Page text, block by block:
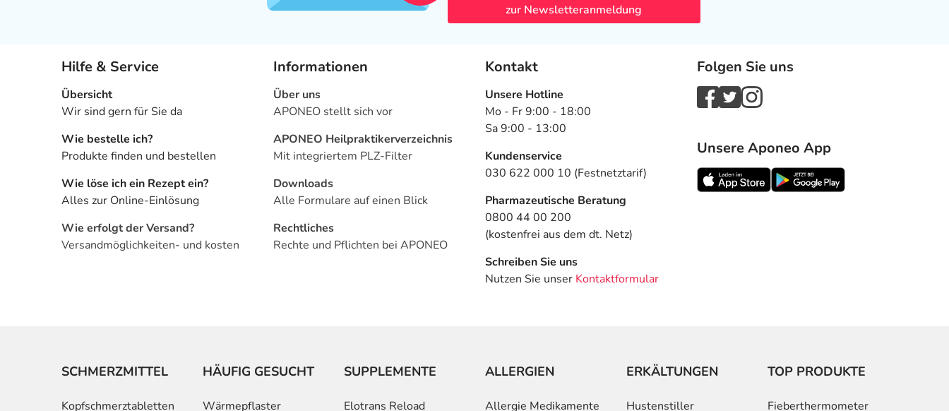
zur Newsletteranmeldung
Hilfe & Service
Übersicht
Wir sind gern für Sie da
Wie bestelle ich?
Produkte finden und bestellen
Wie löse ich ein Rezept ein?
Alles zur Online-Einlösung
Wie erfolgt der Versand?
Versandmöglichkeiten- und kosten
Informationen
Über uns
APONEO stellt sich vor
APONEO Heilpraktikerverzeichnis
Mit integriertem PLZ-Filter
Downloads
Alle Formulare auf einen Blick
Rechtliches
Rechte und Pflichten bei APONEO
Kontakt
Unsere Hotline
Mo - Fr 9:00 - 18:00
Sa 9:00 - 13:00
Kundenservice
030 622 000 10 (Festnetztarif)
Pharmazeutische Beratung
0800 44 00 200
(kostenfrei aus dem dt. Netz)
Schreiben Sie uns
Nutzen Sie unser Kontaktformular
Folgen Sie uns
Unsere Aponeo App
SCHMERZMITTEL
Kopfschmerztabletten
HÄUFIG GESUCHT
Wärmepflaster
SUPPLEMENTE
Elotrans Reload
ALLERGIEN
Allergie Medikamente
ERKÄLTUNGEN
Hustenstiller
TOP PRODUKTE
Fieberthermometer